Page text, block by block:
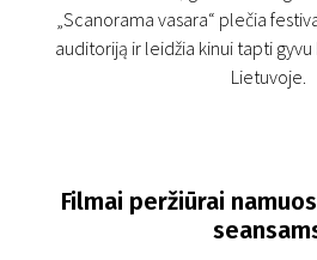
„Scanorama vasara“ plečia
auditoriją ir leidžia kinui tapti
Lietuvoje.
Filmai peržiūrai